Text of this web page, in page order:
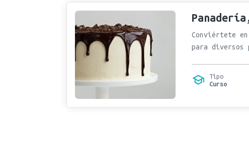
Conviértete
para diversos
Tipo
Curso